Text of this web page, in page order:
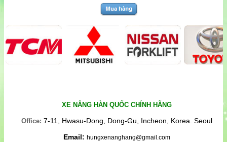
XE NÂNG HÀN QUỐC CHÍNH HÃNG
Office: 7-11, Hwasu-Dong, Dong-Gu, Incheon, Korea. Seoul
Email: hungxenanghang@gmail.com